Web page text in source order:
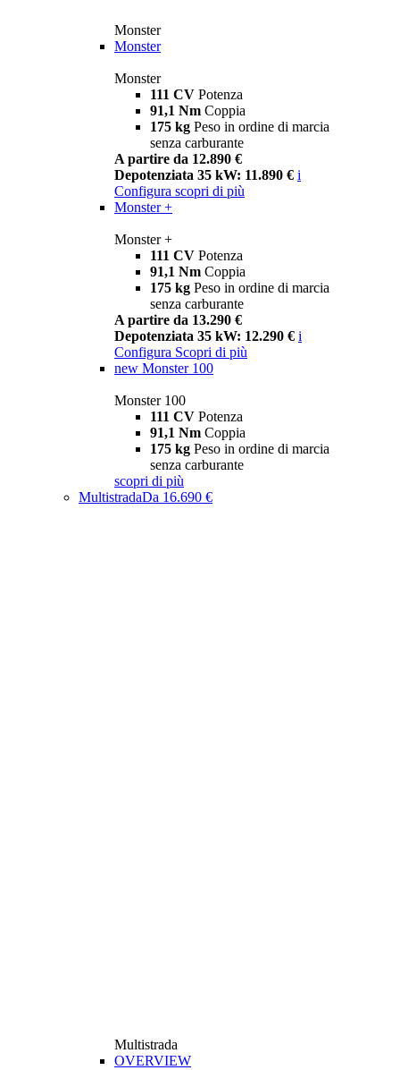
Monster
Monster
Monster
111 CV Potenza
91,1 Nm Coppia
175 kg Peso in ordine di marcia
senza carburante
A partire da 12.890 €
Depotenziata 35 kW: 11.890 € i
Configura scopri di più
Monster +
Monster +
111 CV Potenza
91,1 Nm Coppia
175 kg Peso in ordine di marcia
senza carburante
A partire da 13.290 €
Depotenziata 35 kW: 12.290 € i
Configura Scopri di più
new Monster 100
Monster 100
111 CV Potenza
91,1 Nm Coppia
175 kg Peso in ordine di marcia
senza carburante
scopri di più
MultistradaDa 16.690 €
Multistrada
OVERVIEW